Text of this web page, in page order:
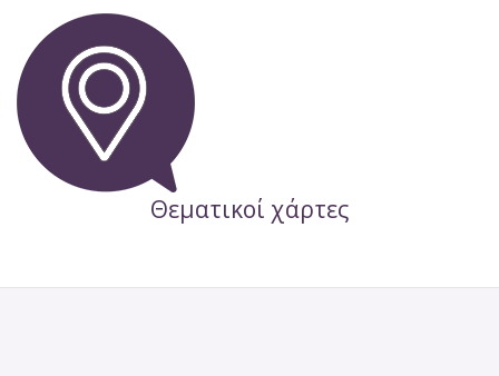
Θεματικοί χάρτες